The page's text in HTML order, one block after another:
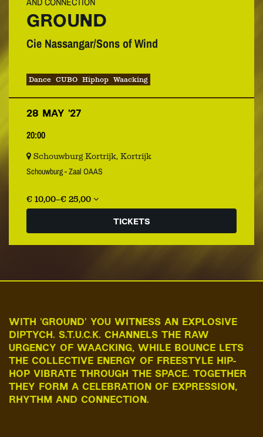
GROUND
Cie Nassangar/Sons of Wind
Dance CUBO Hiphop Waacking
28 MAY ’27
20:00
Schouwburg Kortrijk, Kortrijk
Schouwburg - Zaal OAAS
€ 10,00–€ 25,00
TICKETS
WITH 'GROUND' YOU WITNESS AN EXPLOSIVE
DIPTYCH. S.T.U.C.K. CHANNELS THE RAW
URGENCY OF WAACKING, WHILE BOUNCE LETS
THE COLLECTIVE ENERGY OF FREESTYLE HIP-
HOP VIBRATE THROUGH THE SPACE. TOGETHER
THEY FORM A CELEBRATION OF EXPRESSION,
RHYTHM AND CONNECTION.